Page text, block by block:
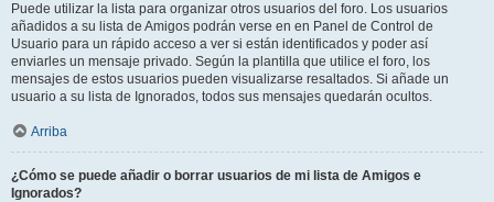
Puede utilizar la lista para organizar otros usuarios del foro. Los usuarios
añadidos a su lista de Amigos podrán verse en en Panel de Control de
Usuario para un rápido acceso a ver si están identificados y poder así
enviarles un mensaje privado. Según la plantilla que utilice el foro, los
mensajes de estos usuarios pueden visualizarse resaltados. Si añade un
usuario a su lista de Ignorados, todos sus mensajes quedarán ocultos.
Arriba
¿Cómo se puede añadir o borrar usuarios de mi lista de Amigos e
Ignorados?